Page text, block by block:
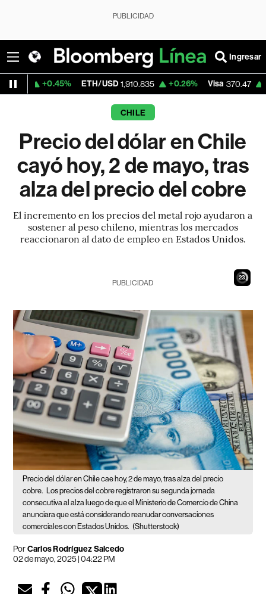
PUBLICIDAD
Ingresar
ETH/USD 1,910.835 +0.26% Visa 370.47 +0.52%
CHILE
Precio del dólar en Chile
cayó hoy, 2 de mayo, tras
alza del precio del cobre
El incremento en los precios del metal rojo ayudaron a
sostener al peso chileno, mientras los mercados
reaccionaron al dato de empleo en Estados Unidos.
21
PUBLICIDAD
Precio del dólar en Chile cae hoy, 2 de mayo, tras alza del precio
cobre.
Los precios del cobre registraron su segunda jornada
consecutiva al alza luego de que el Ministerio de Comercio de China
anunciara que está considerando reanudar conversaciones
comerciales con Estados Unidos. (Shutterstock)
PorCarlos Rodríguez Salcedo
02 de mayo, 2025 | 04:22 PM